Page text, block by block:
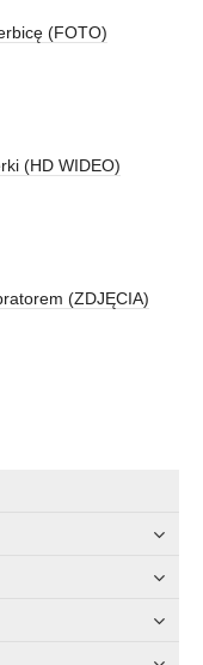
(FOTO)
(HD WIDEO)
(ZDJĘCIA)